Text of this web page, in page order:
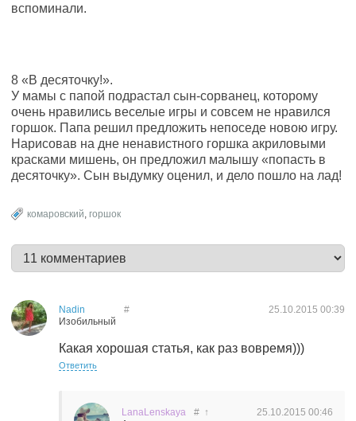
вспоминали.
8 «В десяточку!».
У мамы с папой подрастал сын-сорванец, которому
очень нравились веселые игры и совсем не нравился
горшок. Папа решил предложить непоседе новою игру.
Нарисовав на дне ненавистного горшка акриловыми
красками мишень, он предложил малышу «попасть в
десяточку». Сын выдумку оценил, и дело пошло на лад!
комаровский, горшок
Nadin
Изобильный
25.10.2015 00:39
#
Какая хорошая статья, как раз вовремя)))
Ответить
LanaLenskaya
25.10.2015 00:46
# ↑